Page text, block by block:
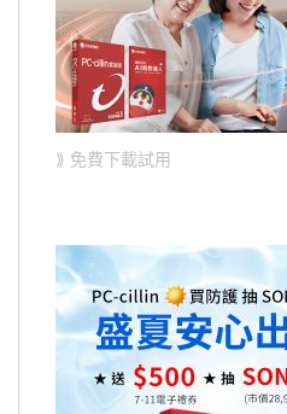
⟫ 免費下載試用